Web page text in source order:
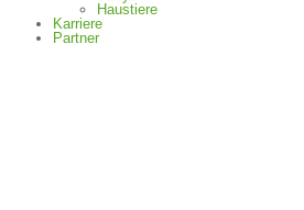
Haustiere
Karriere
Partner